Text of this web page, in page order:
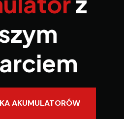
AKUMULATORÓW